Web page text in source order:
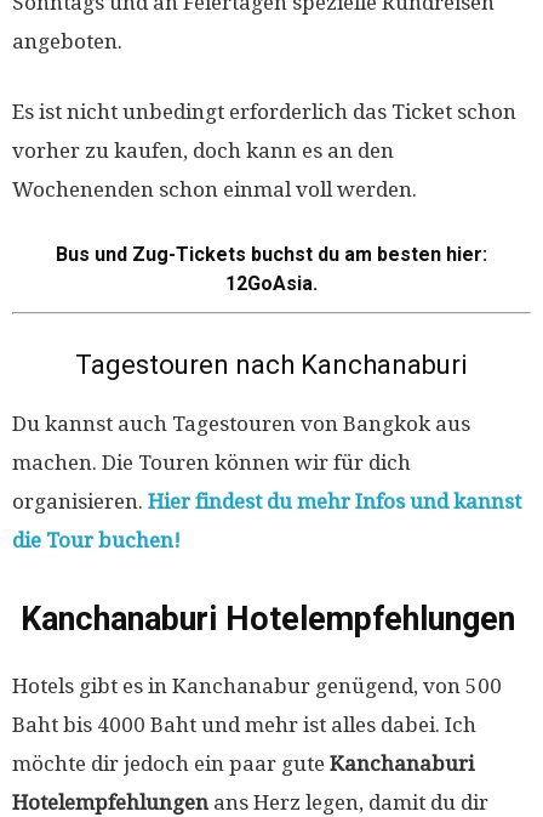
angeboten.
Es ist nicht unbedingt erforderlich das Ticket schon
vorher zu kaufen, doch kann es an den
Wochenenden schon einmal voll werden.
Bus und Zug-Tickets buchst du am besten hier:
12GoAsia.
Tagestouren nach Kanchanaburi
Du kannst auch Tagestouren von Bangkok aus
machen. Die Touren können wir für dich
organisieren. Hier findest du mehr Infos und kannst
die Tour buchen!
Kanchanaburi Hotelempfehlungen
Hotels gibt es in Kanchanabur genügend, von 500
Baht bis 4000 Baht und mehr ist alles dabei. Ich
möchte dir jedoch ein paar gute Kanchanaburi
Hotelempfehlungen ans Herz legen, damit du dir